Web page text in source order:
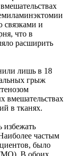
связками и
что в
расширить
лишь в 18
грыж
вмешательствах
в тканях.
избежать
частым
было